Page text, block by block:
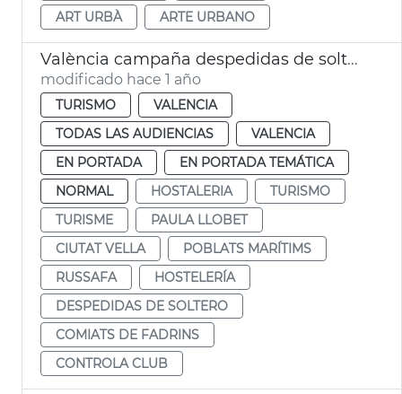
ART URBÀ
ARTE URBANO
València campaña despedidas de soltero ocio respetuoso
modificado hace 1 año
TURISMO
VALENCIA
TODAS LAS AUDIENCIAS
VALENCIA
EN PORTADA
EN PORTADA TEMÁTICA
NORMAL
HOSTALERIA
TURISMO
TURISME
PAULA LLOBET
CIUTAT VELLA
POBLATS MARÍTIMS
RUSSAFA
HOSTELERÍA
DESPEDIDAS DE SOLTERO
COMIATS DE FADRINS
CONTROLA CLUB